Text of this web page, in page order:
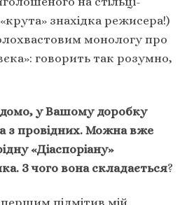
знахідка режисера!)
монологу про
говорить так розумно,
у Вашому доробку
з провідних. Можна вже
«Діаспоріану»
З чого вона складається?
підмітив мій